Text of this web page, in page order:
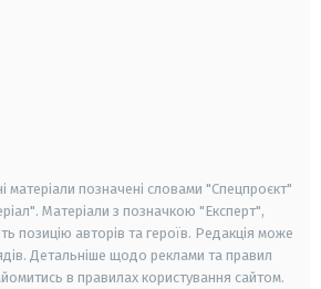
матеріали позначені словами "Спецпроєкт"
Матеріали з позначкою "Експерт",
позицію авторів та героїв. Редакція може
Детальніше щодо реклами та правил
в правилах користування сайтом.